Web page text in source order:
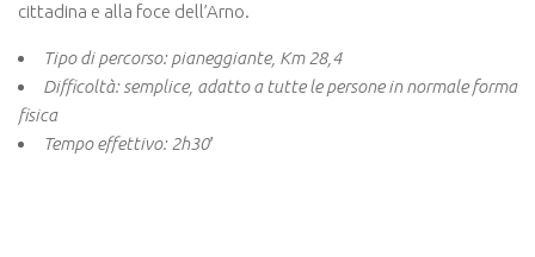
cittadina e alla foce dell’Arno.
Tipo di percorso: pianeggiante, Km 28,4
Difficoltà: semplice, adatto a tutte le persone in normale forma
fisica
Tempo effettivo: 2h30′